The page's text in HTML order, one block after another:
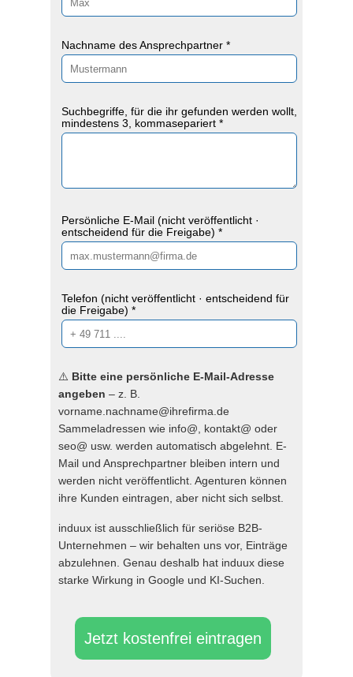
Nachname des Ansprechpartner *
Suchbegriffe, für die ihr gefunden werden wollt,
mindestens 3, kommasepariert *
Persönliche E-Mail (nicht veröffentlicht ·
entscheidend für die Freigabe) *
Telefon (nicht veröffentlicht · entscheidend für
die Freigabe) *
Jetzt kostenfrei eintragen
⚠️ Bitte eine persönliche E-Mail-Adresse
angeben – z. B.
vorname.nachname@ihrefirma.de
Sammeladressen wie info@, kontakt@ oder
seo@ usw. werden automatisch abgelehnt. E-
Mail und Ansprechpartner bleiben intern und
werden nicht veröffentlicht. Agenturen können
ihre Kunden eintragen, aber nicht sich selbst.
induux ist ausschließlich für seriöse B2B-
Unternehmen – wir behalten uns vor, Einträge
abzulehnen. Genau deshalb hat induux diese
starke Wirkung in Google und KI-Suchen.